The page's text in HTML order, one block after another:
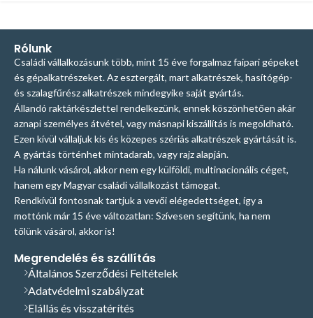
Rólunk
Családi vállalkozásunk több, mint 15 éve forgalmaz faipari gépeket
és gépalkatrészeket. Az esztergált, mart alkatrészek, hasítógép-
és szalagfűrész alkatrészek mindegyike saját gyártás.
Állandó raktárkészlettel rendelkezünk, ennek köszönhetően akár
aznapi személyes átvétel, vagy másnapi kiszállítás is megoldható.
Ezen kívül vállaljuk kis és közepes szériás alkatrészek gyártását is.
A gyártás történhet mintadarab, vagy rajz alapján.
Ha nálunk vásárol, akkor nem egy külföldi, multinacionális céget,
hanem egy Magyar családi vállalkozást támogat.
Rendkívül fontosnak tartjuk a vevői elégedettséget, így a
mottónk már 15 éve változatlan: Szívesen segítünk, ha nem
tőlünk vásárol, akkor is!
Megrendelés és szállítás
Általános Szerződési Feltételek
Adatvédelmi szabályzat
Elállás és visszatérítés